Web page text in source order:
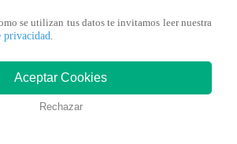
te puede
se utilizan tus datos te invitamos leer nuestra
privacidad.
Aceptar Cookies
Rechazar